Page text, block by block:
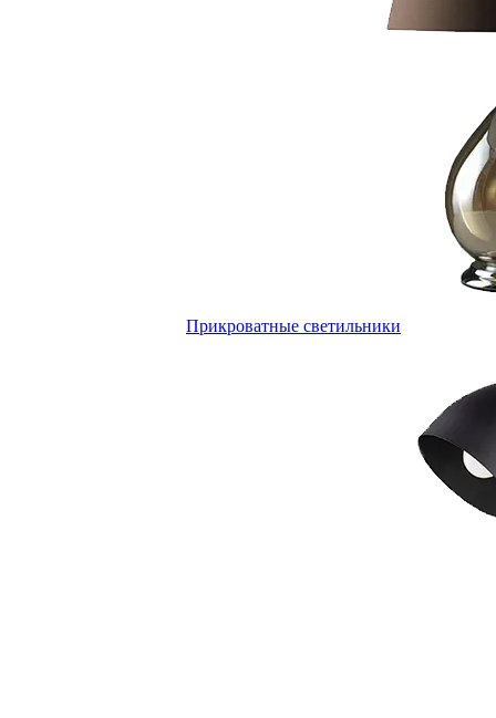
Прикроватные светильники